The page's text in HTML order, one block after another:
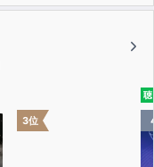
3位
聴